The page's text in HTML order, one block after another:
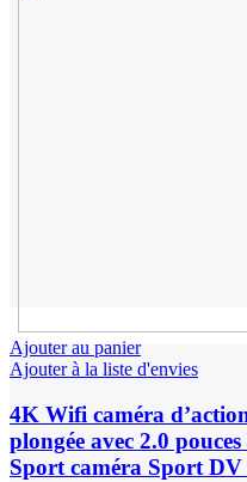
Ajouter au panier
Ajouter à la liste d'envies
4K Wifi caméra
plongée avec 2.0
Sport caméra Sport